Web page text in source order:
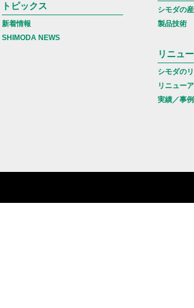
トピックス
新着情報
SHIMODA NEWS
シモダの
製品技術
リニュ
シモダの
リニュー
実績／事